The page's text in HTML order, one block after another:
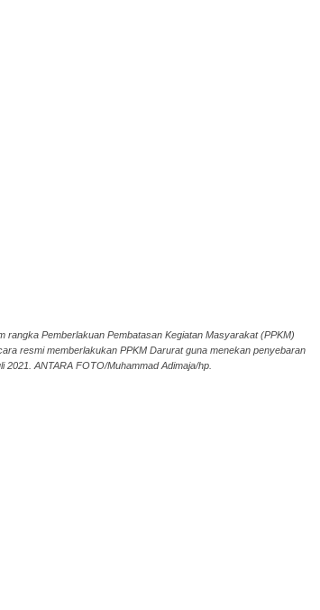
Pemberlakuan Pembatasan Kegiatan Masyarakat (PPKM)
resmi memberlakukan PPKM Darurat guna menekan penyebaran
ANTARA FOTO/Muhammad Adimaja/hp.